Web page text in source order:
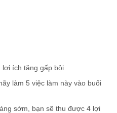
lợi ích tăng gấp bội
làm 5 việc làm này vào buổi
sớm, bạn sẽ thu được 4 lợi